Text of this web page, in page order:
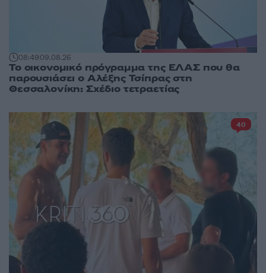
08:4909.08.26
Το οικονομικό πρόγραμμα της ΕΛΑΣ που θα
παρουσιάσει ο Αλέξης Τσίπρας στη
Θεσσαλονίκη: Σχέδιο τετραετίας
40